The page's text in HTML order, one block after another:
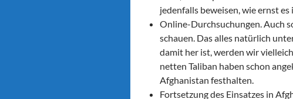
jedenfalls beweisen, wie ernst
Online-Durchsuchungen. Auch
schauen. Das alles natürlich
damit her ist, werden wir
netten Taliban haben schon
Afghanistan festhalten.
Fortsetzung des Einsatzes in